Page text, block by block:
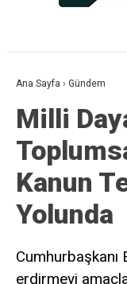
Ana Sayfa › Gündem
Milli
Kanun
Yolunda
erdirmeyi